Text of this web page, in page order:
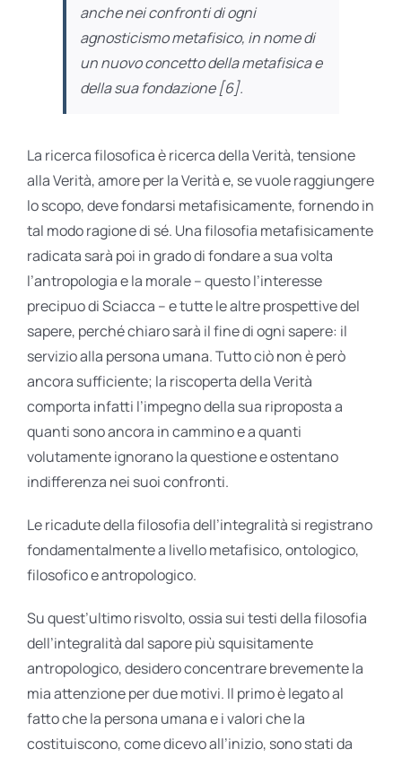
anche nei confronti di ogni
agnosticismo metafisico, in nome di
un nuovo concetto della metafisica e
della sua fondazione [6].
La ricerca filosofica è ricerca della Verità, tensione
alla Verità, amore per la Verità e, se vuole raggiungere
lo scopo, deve fondarsi metafisicamente, fornendo in
tal modo ragione di sé. Una filosofia metafisicamente
radicata sarà poi in grado di fondare a sua volta
l’antropologia e la morale – questo l’interesse
precipuo di Sciacca – e tutte le altre prospettive del
sapere, perché chiaro sarà il fine di ogni sapere: il
servizio alla persona umana. Tutto ciò non è però
ancora sufficiente; la riscoperta della Verità
comporta infatti l’impegno della sua riproposta a
quanti sono ancora in cammino e a quanti
volutamente ignorano la questione e ostentano
indifferenza nei suoi confronti.
Le ricadute della filosofia dell’integralità si registrano
fondamentalmente a livello metafisico, ontologico,
filosofico e antropologico.
Su quest’ultimo risvolto, ossia sui testi della filosofia
dell’integralità dal sapore più squisitamente
antropologico, desidero concentrare brevemente la
mia attenzione per due motivi. Il primo è legato al
fatto che la persona umana e i valori che la
costituiscono, come dicevo all’inizio, sono stati da